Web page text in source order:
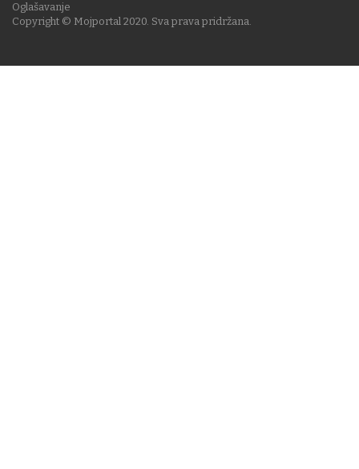
Copyright © Mojportal 2020. Sva prava pridržana.
Oglašavanje